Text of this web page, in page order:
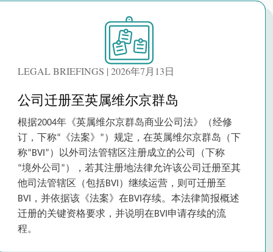
LEGAL BRIEFINGS | 2026年7月13日
公司迁册至英属维尔京群岛
根据2004年《英属维尔京群岛商业公司法》（经修
订，下称“《法案》”）规定，在英属维尔京群岛（下
称“BVI”）以外司法管辖区注册成立的公司（下称
“境外公司”），若其注册地法律允许该公司迁册至其
他司法管辖区（包括BVI）继续运营，则可迁册至
BVI，并依据该《法案》在BVI存续。本法律简报概述
迁册的关键资格要求，并说明在BVI申请存续的流
程。